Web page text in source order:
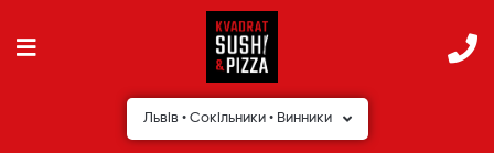
Львів • Сокільники • Винники